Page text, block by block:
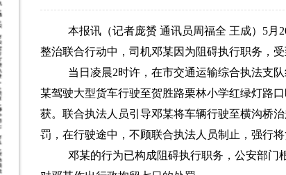
本报讯（记者庞赟 通讯员周福全 王成）5月
整治联合行动中，司机邓某因为阻碍执行职务，受
当日凌晨2时许，在市交通运输综合执法支
某驾驶大型货车行驶至贺胜路栗林小学红绿灯路
获。联合执法人员引导邓某将车辆行驶至横沟桥
罚，在行驶途中，不顾联合执法人员制止，强行
邓某的行为已构成阻碍执行职务，公安部门